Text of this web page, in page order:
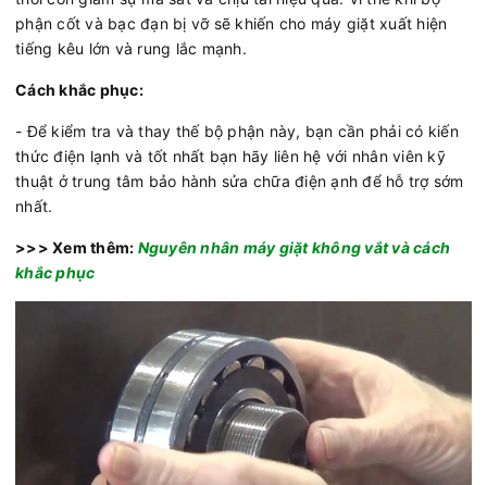
phận cốt và bạc đạn bị vỡ sẽ khiến cho máy giặt xuất hiện
tiếng kêu lớn và rung lắc mạnh.
Cách khắc phục:
- Để kiểm tra và thay thế bộ phận này, bạn cần phải có kiến
thức điện lạnh và tốt nhất bạn hãy liên hệ với nhân viên kỹ
thuật ở trung tâm bảo hành sửa chữa điện ạnh để hỗ trợ sớm
nhất.
>>> Xem thêm: Nguyên nhân máy giặt không vắt và cách
khắc phục